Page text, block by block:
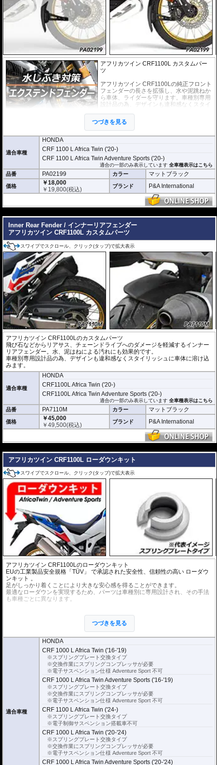
アフリカツイン CRF1100L カスタムパー
ツ
アフリカツイン CRF1100Lの純正フロント
フェンダーの長さを拡張し、水や泥跳ねか
ら車体、ライダーを守ります。車種別専用
設計品の為、デザインも違和感なくスタイ
着できるカスタムパーツです。
このエクストラシリーズは標準のエクステ
ンダーフェンダーシリーズよりも大幅に長くなっており、その効果を最大限発
揮します。また付属のブラケットを使用することで、ハードな走りでもフェン
ダーの振動を抑えます。
どのような効果があるパーツですか？
アフリカツイン CRF1100Lの純正フロントフェンダーの長さを拡張し、水や泥
跳ねから車体、ライダーを強力に守ります。
標準モデルとの違いは何ですか？
エクストラシリーズは標準のエクステンダーフェンダーよりも大幅に長く設計
されており、保護効果を最大限発揮します。付属のブラケットによりハードな
つづきを見る
適合車種
HONDA
CRF 1100 L Africa Twin ('20-)
CRF 1100 L Africa Twin Adventure Sports ('20-)
適合の一部のみ表示しています全車種表示はこちら
品番 PA02199 カラー マットブラック
価格
￥18,000
￥ 19,800(税込) ブランド P&A International
Inner Rear Fender / インナーリアフェンダー
アフリカツイン CRF1100L カスタムパーツ
スワイプでスクロール、クリック(タップ)で拡大表示
アフリカツイン CRF1100Lのカスタムパーツ
飛び石などからリアサス、チェーンドライブへのダメージを軽減するインナー
リアフェンダー。水、泥はねによる汚れにも効果的です。
車種別専用設計品の為、デザインも違和感なくスタイリッシュに車体に溶け込
みます。
適合車種
HONDA
CRF1100L Africa Twin ('20-)
CRF1100L Africa Twin Adventure Sports ('20-)
適合の一部のみ表示しています全車種表示はこちら
品番 PA7110M カラー マットブラック
価格
￥45,000
￥49,500(税込) ブランド P&A International
アフリカツイン CRF1100L ローダウンキット
スワイプでスクロール、クリック(タップ)で拡大表示
アフリカツイン CRF1100Lのローダウンキット
EUの工業製品安全規格「TÜV」 で承認された安全性、信頼性の高い ローダウ
ンキット 。
足がしっかり着くことにより大きな安心感を得ることができます。
最適なローダウンを実現するため、パーツは車種別に専用設計され、その手法
も車種ごとに異なります。
お勧めいたします。(ショートサイドスタンドはお客様にてご用意ください。)
※ダウンする高さによっては、センタースタンドが使用できない、または、取
り外さなくてはいけない場合があります。
※写真は同系ローダウンパーツの代表写真です。実際の商品とは異なる場合が
※フロントフォークの突き出し量を合わせて調整することをお勧めします。(調
整可能な車種の場合。推奨調整値はマニュアルに記載)
※安全に関する重要なパーツの為、プロショップによる取付を行ってくださ
い。個人でお取付の場合、弊社ではいかなる事象においてその責を負うことが
つづきを見る
適合車種
HONDA
CRF 1000 L Africa Twin ('16-'19)
※スプリングプレート交換タイプ
※交換作業にスプリングコンプレッサが必要
※電子サスペンション仕様 Adventure Sport 不可
CRF 1000 L Africa Twin Adventure Sports ('16-'19)
※スプリングプレート交換タイプ
※交換作業にスプリングコンプレッサが必要
※電子サスペンション仕様 Adventure Sport 不可
CRF 1100 L Africa Twin ('24-)
※スプリングプレート交換タイプ
※電子制御サスペンション搭載車不可
CRF 1000 L Africa Twin ('20-'24)
※スプリングプレート交換タイプ
※交換作業にスプリングコンプレッサが必要
※電子サスペンション仕様 Adventure Sport 不可
CRF 1000 L Africa Twin Adventure Sports ('20-'24)